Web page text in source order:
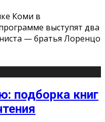
Коми в
выступят два
— братья Лоренцо
подборка книг